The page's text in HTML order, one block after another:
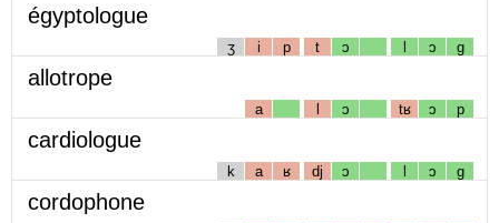
égyptologue
ʒ i p t ɔ l ɔ g
allotrope
a l ɔ tʁ ɔ p
cardiologue
k a ʁ dj ɔ l ɔ g
cordophone